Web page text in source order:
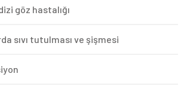
göz hastalığı
sıvı tutulması ve şişmesi